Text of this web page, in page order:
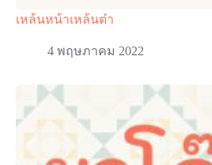
เหล้นหน้าเหล้นต๋า
4 พฤษภาคม 2022